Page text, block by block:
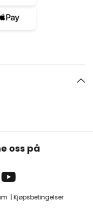
oss på
Kjøpsbetingelser